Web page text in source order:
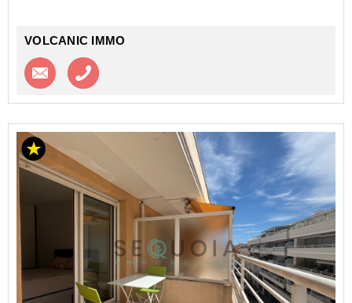
VOLCANIC IMMO
Contacter l'agence